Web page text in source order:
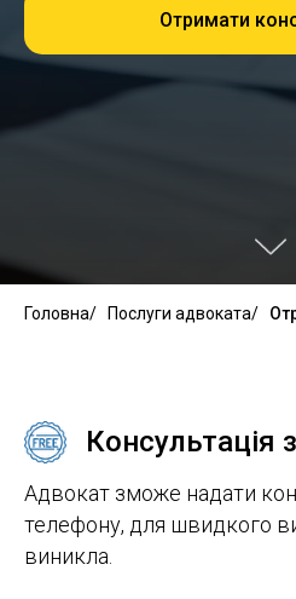
Отримати
Головна/ Послуги адвоката/
Консультація
Адвокат зможе надати
телефону, для швидкого
виникла.